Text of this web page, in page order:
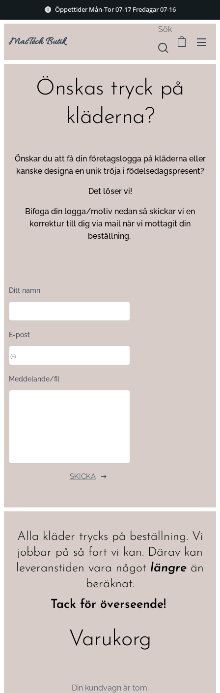
Öppettider Mån-Tor 07-17 Fredagar 07-16
MasTech Butik
Sök
Önskas tryck på
kläderna?
Önskar du att få din företagslogga på kläderna eller
kanske designa en unik tröja i födelsedagspresent?
Det löser vi!
Bifoga din logga/motiv nedan så skickar vi en
korrektur till dig via mail när vi mottagit din
beställning.
Ditt namn
E-post
Meddelande/fil
SKICKA
Alla kläder trycks på beställning. Vi
jobbar på så fort vi kan. Därav kan
leveranstiden vara något längre än
beräknat.
Tack för överseende!
Varukorg
Din kundvagn är tom.